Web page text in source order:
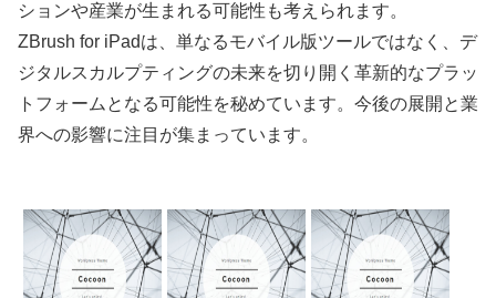
ションや産業が生まれる可能性も考えられます。
ZBrush for iPadは、単なるモバイル版ツールではなく、デ
ジタルスカルプティングの未来を切り開く革新的なプラッ
トフォームとなる可能性を秘めています。今後の展開と業
界への影響に注目が集まっています。